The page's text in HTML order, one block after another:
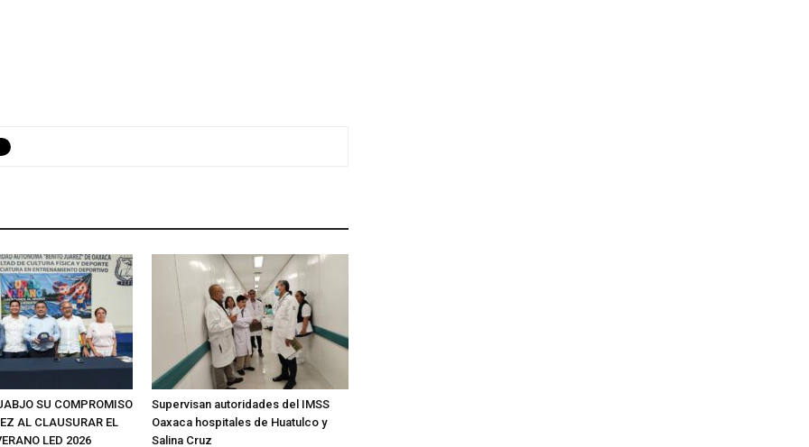
SU COMPROMISO
AL CLAUSURAR EL
LED 2026
Supervisan autoridades del IMSS
Oaxaca hospitales de Huatulco y
Salina Cruz